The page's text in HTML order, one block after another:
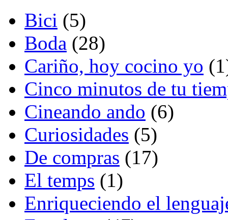
Bici (5)
Boda (28)
Cariño, hoy cocino yo
Cinco minutos de tu
Cineando ando (6)
Curiosidades (5)
De compras (17)
El temps (1)
Enriqueciendo el